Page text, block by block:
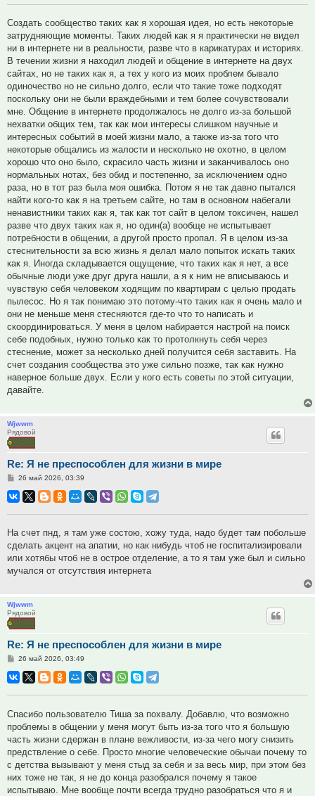
Создать сообщество таких как я хорошая идея, но есть некоторые
затрудняющие моменты. Таких людей как я я практически не видел
ни в интернете ни в реальности, разве что в карикатурах и историях.
В течении жизни я находил людей и общение в интернете на двух
сайтах, но не таких как я, а тех у кого из моих проблем бывало
одиночество но не сильно долго, если что такие тоже подходят
поскольку они не были враждебными и тем более сочувствовали
мне. Общение в интернете продолжалось не долго из-за большой
нехватки общих тем, так как мои интересы слишком научные и
интересных событий в моей жизни мало, а также из-за того что
некоторые общались из жалости и несколько не охотно, в целом
хорошо что оно было, скрасило часть жизни и заканчивалось оно
нормальных нотах, без обид и постепенно, за исключением одно
раза, но в тот раз была моя ошибка. Потом я не так давно пытался
найти кого-то как я на третьем сайте, но там в основном набегали
ненавистники таких как я, так как тот сайт в целом токсичен, нашел
разве что двух таких как я, но один(а) вообще не испытывает
потребности в общении, а другой просто пропал. Я в целом из-за
стеснительности за всю жизнь я делал мало попыток искать таких
как я. Иногда складывается ощущение, что таких как я нет, а все
обычные люди уже друг друга нашли, а я к ним не вписываюсь и
чувствую себя человеком ходящим по квартирам с целью продать
пылесос. Но я так понимаю это потому-что таких как я очень мало и
они не меньше меня стесняются где-то что то написать и
скоординироваться. У меня в целом набирается настрой на поиск
себе подобных, нужно только как то протолкнуть себя через
стеснение, может за несколько дней получится себя заставить. На
счет создания сообщества это уже сильно позже, так как нужно
наверное больше двух. Если у кого есть советы по этой ситуации,
давайте.
Wjwwm
Рядовой
Re: Я не преспособлен для жизни в мире
Сообщение
26 май 2026, 03:39
На счет пнд, я там уже состою, хожу туда, надо будет там побольше
сделать акцент на апатии, но как нибудь чтоб не госпитализировали
или хотябы чтоб не в острое отделение, а то я там уже был и сильно
мучался от отсутствия интернета
Wjwwm
Рядовой
Re: Я не преспособлен для жизни в мире
Сообщение
26 май 2026, 03:49
Спасибо пользователю Тиша за похвалу. Добавлю, что возможно
проблемы в общении у меня могут быть из-за того что я большую
часть жизни сдержан в плане вежливости, из-за чего могу снизить
предствление о себе. Просто многие человеческие обычаи почему то
с детства вызывают у меня стыд за себя и за весь мир, при этом без
них тоже не так, я не до конца разобрался почему я такое
испытываю. Мне вообще почти всегда трудно разобраться что я и